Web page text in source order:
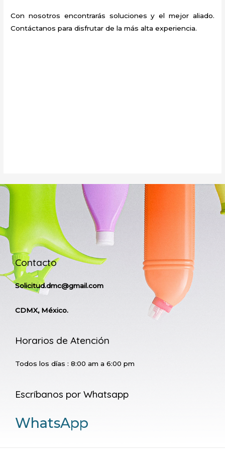
Con nosotros encontrarás soluciones y el mejor aliado.
Contáctanos para disfrutar de la más alta experiencia.
Contacto
Solicitud.dmc@gmail.com
CDMX, México.
Horarios de Atención
Todos los días : 8:00 am a 6:00 pm
Escríbanos por Whatsapp
WhatsApp